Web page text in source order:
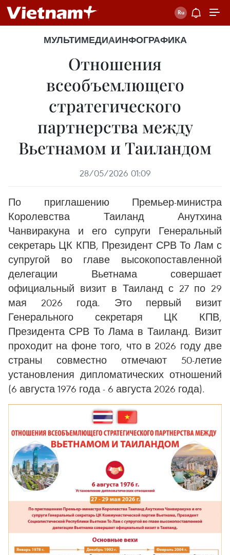
МУЛЬТИМЕДИАИНФОГРАФИКА
Отношения
всеобъемлющего
стратегического
партнерства между
Вьетнамом и Таиландом
28/05/2026 01:09
По приглашению Премьер-министра
Королевства Таиланд Анутхина
Чанвиракуна и его супруги Генеральный
секретарь ЦК КПВ, Президент СРВ То Лам с
супругой во главе высокопоставленной
делегации Вьетнама совершает
официальный визит в Таиланд с 27 по 29
мая 2026 года. Это первый визит
Генерального секретаря ЦК КПВ,
Президента СРВ То Лама в Таиланд. Визит
проходит на фоне того, что в 2026 году две
страны совместно отмечают 50-летие
установления дипломатических отношений
(6 августа 1976 года - 6 августа 2026 года).